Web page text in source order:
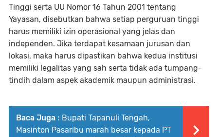
Tinggi serta UU Nomor 16 Tahun 2001 tentang
Yayasan, disebutkan bahwa setiap perguruan tinggi
harus memiliki izin operasional yang jelas dan
independen. Jika terdapat kesamaan jurusan dan
lokasi, maka harus dipastikan bahwa kedua institusi
memiliki legalitas yang sah serta tidak ada tumpang-
tindih dalam aspek akademik maupun administrasi.
Baca Juga : Bupati Tapanuli Tengah,
Masinton Pasaribu marah besar kepada PT